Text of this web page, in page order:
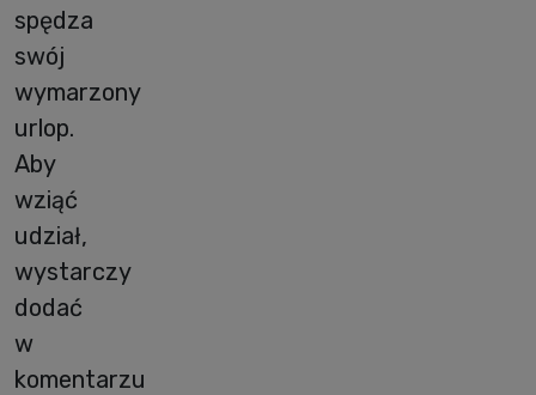
spędza
swój
wymarzony
urlop.
Aby
wziąć
udział,
wystarczy
dodać
w
komentarzu